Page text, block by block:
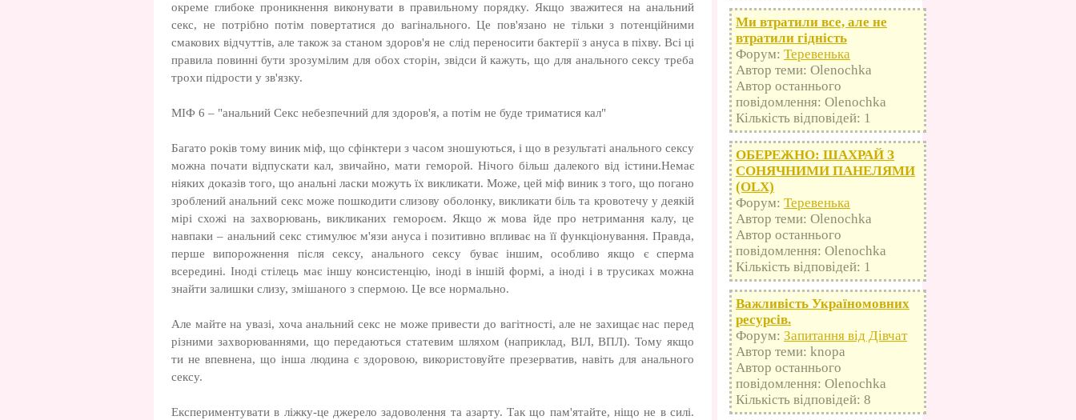
окреме глибоке проникнення виконувати в правильному порядку. Якщо зважитеся на анальний
секс, не потрібно потім повертатися до вагінального. Це пов'язано не тільки з потенційними
смакових відчуттів, але також за станом здоров'я не слід переносити бактерії з ануса в піхву. Всі ці
правила повинні бути зрозумілим для обох сторін, звідси й кажуть, що для анального сексу треба
трохи підрости у зв'язку.
МІФ 6 – "анальний Секс небезпечний для здоров'я, а потім не буде триматися кал"
Багато років тому виник міф, що сфінктери з часом зношуються, і що в результаті анального сексу
можна почати відпускати кал, звичайно, мати геморой. Нічого більш далекого від істини.Немає
ніяких доказів того, що анальні ласки можуть їх викликати. Може, цей міф виник з того, що погано
зроблений анальний секс може пошкодити слизову оболонку, викликати біль та кровотечу у деякій
мірі схожі на захворювань, викликаних гемороєм. Якщо ж мова йде про нетримання калу, це
навпаки – анальний секс стимулює м'язи ануса і позитивно впливає на її функціонування. Правда,
перше випорожнення після сексу, анального сексу буває іншим, особливо якщо є сперма
всередині. Іноді стілець має іншу консистенцію, іноді в іншій формі, а іноді і в трусиках можна
знайти залишки слизу, змішаного з спермою. Це все нормально.
Але майте на увазі, хоча анальний секс не може привести до вагітності, але не захищає нас перед
різними захворюваннями, що передаються статевим шляхом (наприклад, ВІЛ, ВПЛ). Тому якщо
ти не впевнена, що інша людина є здоровою, використовуйте презерватив, навіть для анального
сексу.
Експериментувати в ліжку-це джерело задоволення та азарту. Так що пам'ятайте, ніщо не в силі.
Ми втратили все, але не
втратили гідність
Форум: Теревенька
Автор теми: Olenochka
Автор останнього
повідомлення: Olenochka
Кількість відповідей: 1
ОБЕРЕЖНО: ШАХРАЙ З
СОНЯЧНИМИ ПАНЕЛЯМИ
(OLX)
Форум: Теревенька
Автор теми: Olenochka
Автор останнього
повідомлення: Olenochka
Кількість відповідей: 1
Важливість Україномовних
ресурсів.
Форум: Запитання від Дівчат
Автор теми: knopa
Автор останнього
повідомлення: Olenochka
Кількість відповідей: 8